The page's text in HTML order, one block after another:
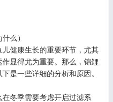
么）
健康生长的重要环节，尤其
显得尤为重要。那么，锦鲤
是一些详细的分析和原因。
冬季需要考虑开启过滤系